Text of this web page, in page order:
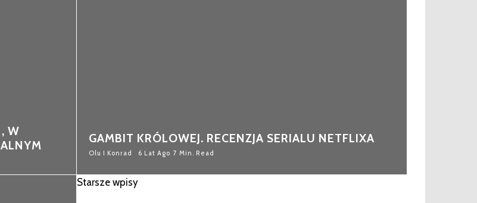
W
GAMBIT KRÓLOWEJ. RECENZJA SERIALU NETFLIXA
Olu I Konrad 6 Lat Ago 7 Min. Read
Starsze wpisy